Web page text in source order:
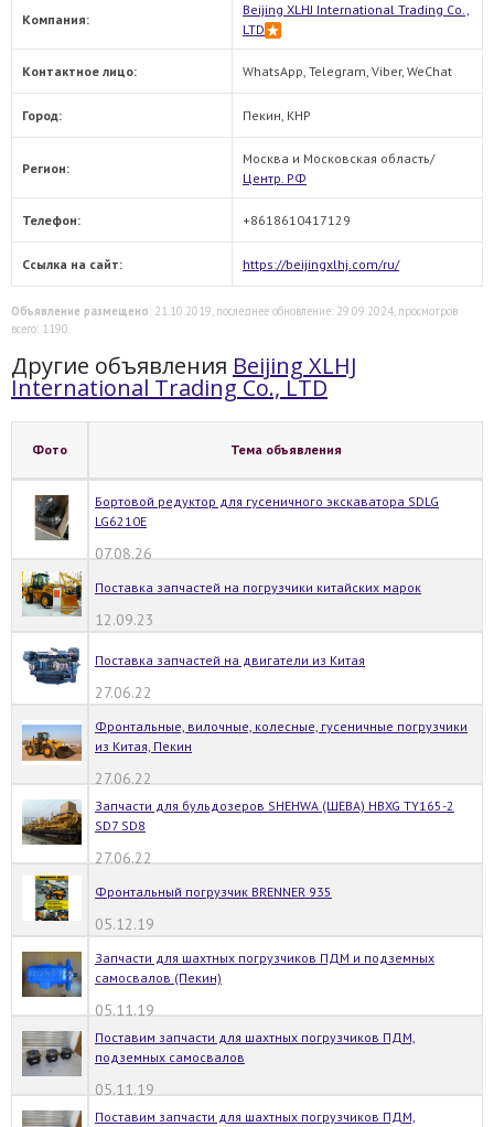
Компания:
Beijing XLHJ International Trading Co.,
LTD
Контактное лицо: WhatsApp, Telegram, Viber, WeChat
Город: Пекин, КНР
Регион:
Москва и Московская область/
Центр. РФ
Телефон: +8618610417129
Ссылка на сайт: https://beijingxlhj.com/ru/
Объявление размещено: 21.10.2019, последнее обновление: 29.09.2024, просмотров
всего: 1190.
Другие объявления Beijing XLHJ
International Trading Co., LTD
Фото Тема объявления
Бортовой редуктор для гусеничного экскаватора SDLG
LG6210E
07.08.26
Поставка запчастей на погрузчики китайских марок
12.09.23
Поставка запчастей на двигатели из Китая
27.06.22
Фронтальные, вилочные, колесные, гусеничные погрузчики
из Китая, Пекин
27.06.22
Запчасти для бульдозеров SHEHWA (ШЕВА) HBXG TY165-2
SD7 SD8
27.06.22
Фронтальный погрузчик BRENNER 935
05.12.19
Запчасти для шахтных погрузчиков ПДМ и подземных
самосвалов (Пекин)
05.11.19
Поставим запчасти для шахтных погрузчиков ПДМ,
подземных самосвалов
05.11.19
Поставим запчасти для шахтных погрузчиков ПДМ,